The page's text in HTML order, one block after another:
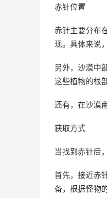
赤针位置
赤针主要分布
现。具体来说
另外，沙漠中
这些植物的根
还有，在沙漠
获取方式
当找到赤针后
首先，接近赤
备，根据怪物